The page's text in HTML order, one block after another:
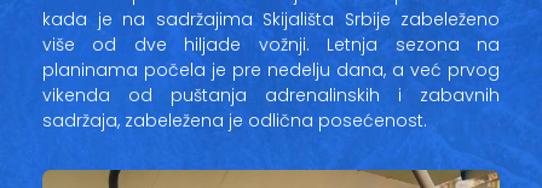
kada je na sadržajima Skijališta Srbije zabeleženo
više od dve hiljade vožnji. Letnja sezona na
planinama počela je pre nedelju dana, a već prvog
vikenda od puštanja adrenalinskih i zabavnih
sadržaja, zabeležena je odlična posećenost.